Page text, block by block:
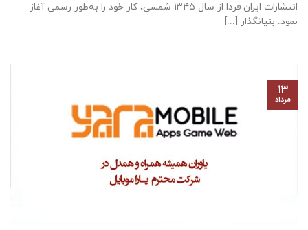
انتشارات ایران‌ فردا از سال ۱۳۴۵ شمسی، کار خود را به‌طور رسمی آغاز
نمود. بنیانگذار [...]
۱۳
مرداد